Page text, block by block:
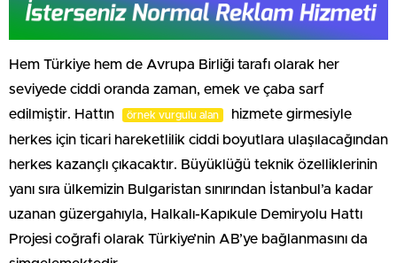
Hem Türkiye hem de Avrupa Birliği tarafı olarak her
seviyede ciddi oranda zaman, emek ve çaba sarf
edilmiştir. Hattın
örnek vurgulu alan
hizmete girmesiyle
herkes için ticari hareketlilik ciddi boyutlara ulaşılacağından
herkes kazançlı çıkacaktır. Büyüklüğü teknik özelliklerinin
yanı sıra ülkemizin Bulgaristan sınırından İstanbul’a kadar
uzanan güzergahıyla, Halkalı-Kapıkule Demiryolu Hattı
Projesi coğrafi olarak Türkiye’nin AB’ye bağlanmasını da